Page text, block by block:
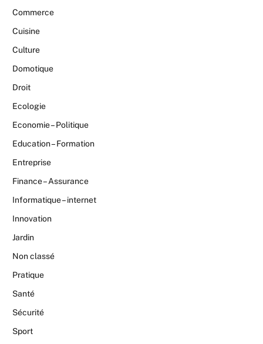
Commerce
Cuisine
Culture
Domotique
Droit
Ecologie
Economie – Politique
Education – Formation
Entreprise
Finance – Assurance
Informatique – internet
Innovation
Jardin
Non classé
Pratique
Santé
Sécurité
Sport